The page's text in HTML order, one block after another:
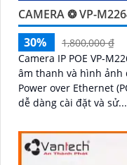
CAMERA ❂ VP-
30%
1,800,000 ₫
Camera IP POE VP-
âm thanh và hình ảnh
Power over Ethernet (POE). Camera này được
dễ dàng cài đặt và sử...